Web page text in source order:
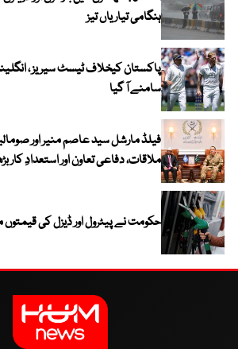
ہنگامی تیاریاں تیز
سامنے آ گیا
فیلڈ مارشل سید عاصم منیر اور
ملاقات، دفاعی تعاون اور استعدادِ کار
حکومت نے پیٹرول اور ڈیزل کی